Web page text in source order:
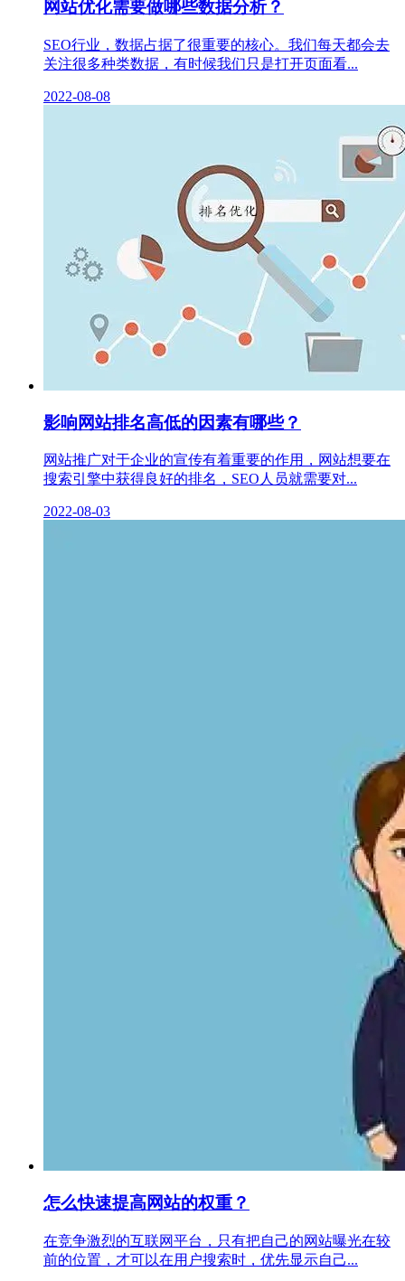
网站优化需要做哪些数据分析？
SEO行业，数据占据了很重要的核心。我们每天都会去
关注很多种类数据，有时候我们只是打开页面看...
2022-08-08
影响网站排名高低的因素有哪些？
网站推广对于企业的宣传有着重要的作用，网站想要在
搜索引擎中获得良好的排名，SEO人员就需要对...
2022-08-03
怎么快速提高网站的权重？
在竞争激烈的互联网平台，只有把自己的网站曝光在较
前的位置，才可以在用户搜索时，优先显示自己...